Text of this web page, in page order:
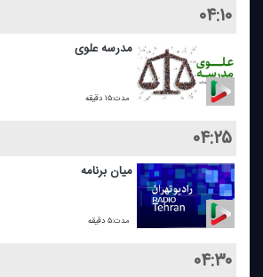
۰۴:۱۰
مدرسه علوی
مدت:۱۵ دقیقه
۰۴:۲۵
میان برنامه
مدت:۵ دقیقه
۰۴:۳۰